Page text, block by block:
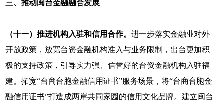
三、推动闽台金融融合发展
（十一）推进机构入驻和信用合作。进一步落实金融业对外
开放政策，放宽台资金融机构准入与业务限制，出台更加积
极的支持政策，引导实力强、信誉好的台资金融机构入驻福
建。拓宽“台商台胞金融信用证书”服务场景，将“台商台胞金
融信用证书”打造成两岸共同家园的信用文化品牌。建立闽台